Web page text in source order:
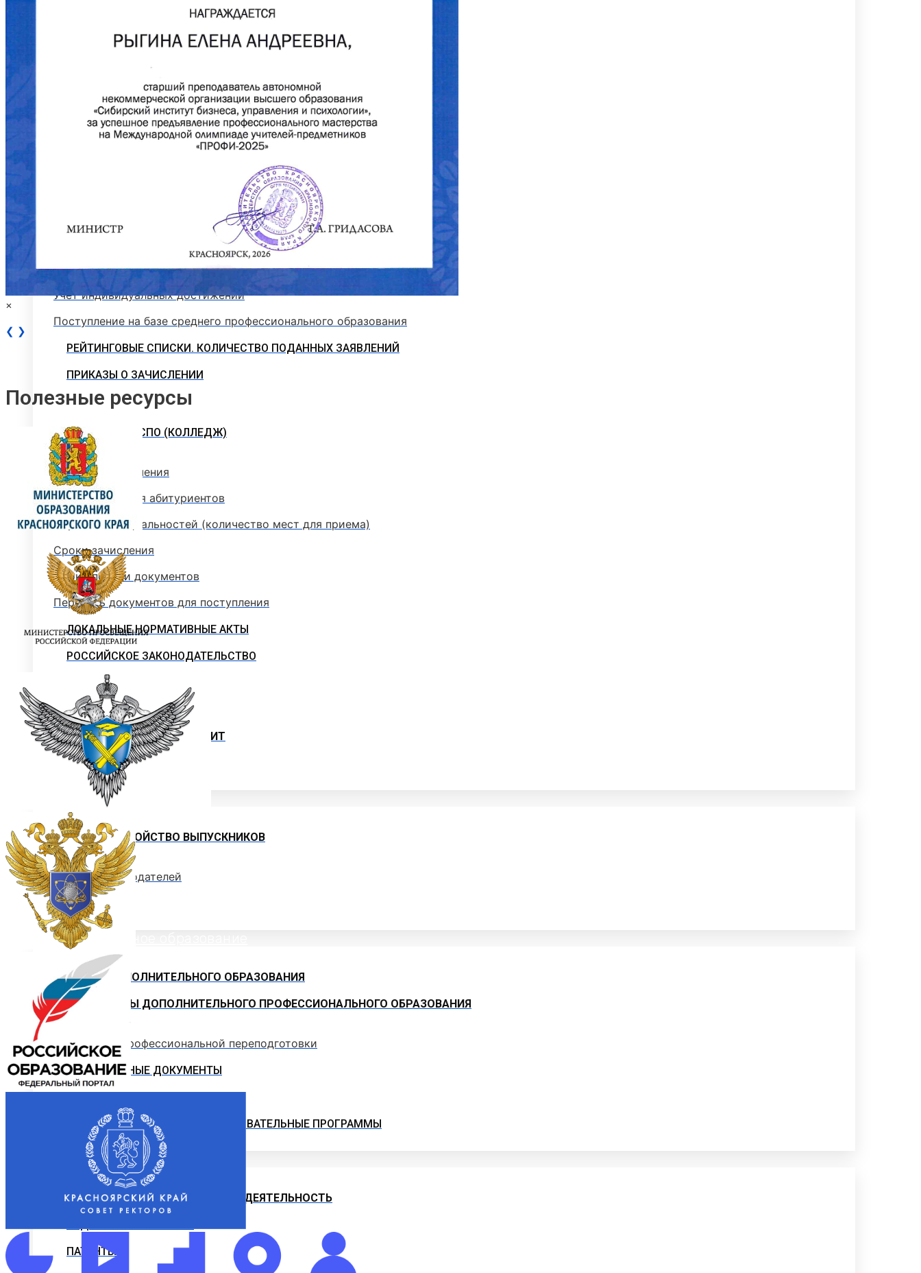
Перечень направлений и вступительных испытаний
Расписание вступительных испытаний
Сроки зачисления
Сроки подачи документов
Программы вступительных испытаний
Перечень необходимых документов
Особые права и преимущества
Учет индивидуальных достижений
Поступление на базе среднего профессионального образования
РЕЙТИНГОВЫЕ СПИСКИ. КОЛИЧЕСТВО ПОДАННЫХ ЗАЯВЛЕНИЙ
ПРИКАЗЫ О ЗАЧИСЛЕНИИ
ПРОГРАММЫ СПО (КОЛЛЕДЖ)
Стоимость обучения
Информация для абитуриентов
Перечень специальностей (количество мест для приема)
Сроки зачисления
Сроки подачи документов
Перечень документов для поступления
ЛОКАЛЬНЫЕ НОРМАТИВНЫЕ АКТЫ
РОССИЙСКОЕ ЗАКОНОДАТЕЛЬСТВО
ИНСТРУКЦИИ
ОБРАЗЦЫ ДОКУМЕНТОВ
ОБРАЗОВАТЕЛЬНЫЙ КРЕДИТ
ЦЕЛЕВОЕ ОБУЧЕНИЕ
Выпускнику
ТРУДОУСТРОЙСТВО ВЫПУСКНИКОВ
Отзывы работодателей
Выпускники
Дополнительное образование
ЦЕНТР ДОПОЛНИТЕЛЬНОГО ОБРАЗОВАНИЯ
ПРОГРАММЫ ДОПОЛНИТЕЛЬНОГО ПРОФЕССИОНАЛЬНОГО ОБРАЗОВАНИЯ
Программы профессиональной переподготовки
ОФИЦИАЛЬНЫЕ ДОКУМЕНТЫ
ДОПОЛНИТЕЛЬНЫЕ ОБЩЕОБРАЗОВАТЕЛЬНЫЕ ПРОГРАММЫ
Наука и Инновации
НАУЧНО-ИССЛЕДОВАТЕЛЬСКАЯ ДЕЯТЕЛЬНОСТЬ
ПАТЕНТЫ
×
❮ ❯
Полезные ресурсы